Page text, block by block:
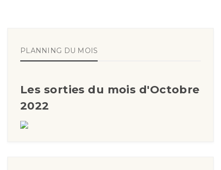
PLANNING DU MOIS
Les sorties du mois d'Octobre
2022